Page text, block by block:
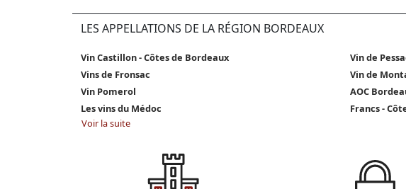
LES APPELLATIONS DE LA RÉGION BORDEAUX
Vin Castillon - Côtes de Bordeaux Vin de
Vins de Fronsac
Vin de
Vin Pomerol
AOC
Les vins du Médoc
Francs -
Voir la suite